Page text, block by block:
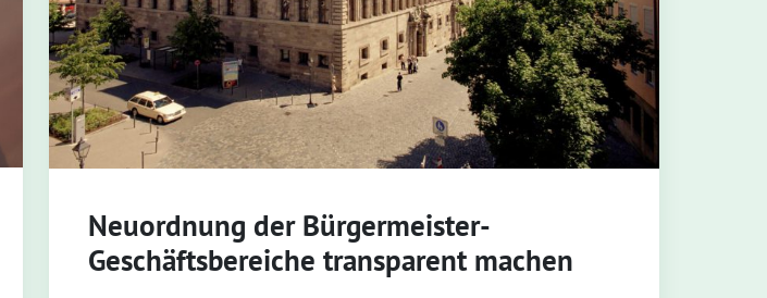
Neuordnung der Bürgermeister-
Geschäftsbereiche transparent machen